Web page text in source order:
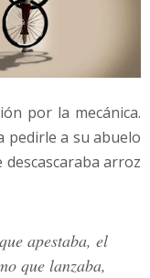
por la mecánica.
pedirle a su abuelo
arroz
apestaba, el
que lanzaba,